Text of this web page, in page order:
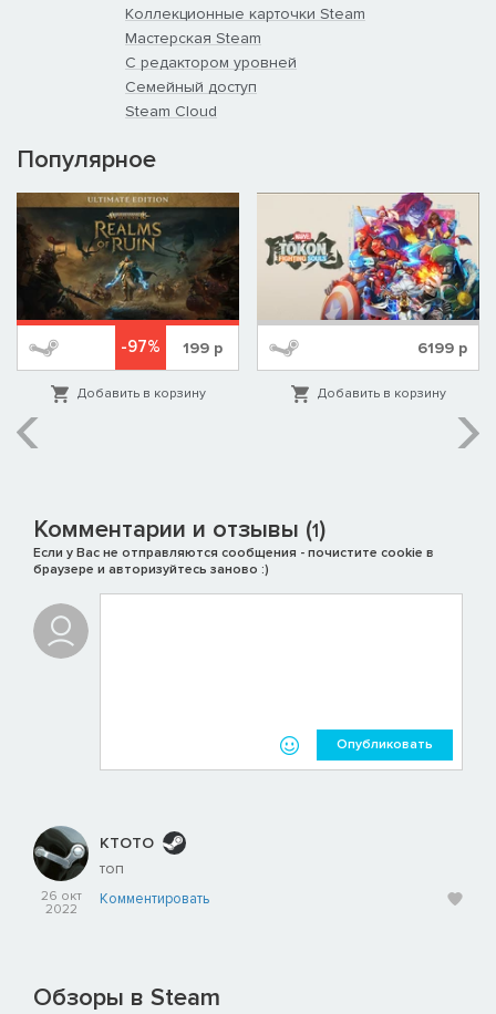
Коллекционные карточки Steam
Мастерская Steam
С редактором уровней
Семейный доступ
Steam Cloud
Популярное
-97% 199р
Добавить в корзину
6199 р
Добавить в корзину
Комментарии и отзывы (1)
Если у Вас не отправляются сообщения - почистите cookie в
браузере и авторизуйтесь заново :)
Опубликовать
26 окт
2022
KTOTO
топ
Комментировать
Обзоры в Steam